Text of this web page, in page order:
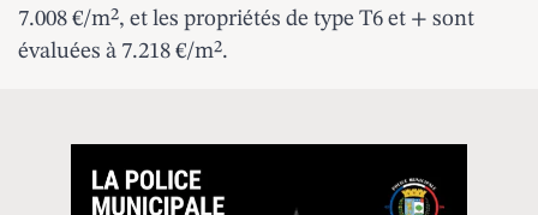
7.008 €/m², et les propriétés de type T6 et + sont
évaluées à 7.218 €/m².